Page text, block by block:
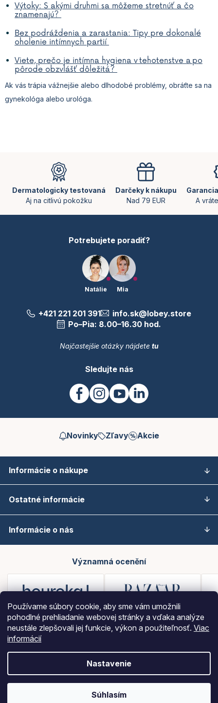
Používame súbory cookie, aby sme vám umožnili
pohodlné prehliadanie webovej stránky a vďaka analýze
neustále zlepšovali jej funkcie, výkon a použiteľnosť. Viac
informácií
Nastavenie
Súhlasím
Výtoky: S akými druhmi sa môžeme stretnúť a čo
znamenajú?
Bez podráždenia a zarastania: Tipy pre dokonalé
oholenie intímnych partií
Viete, prečo je intímna hygiena v tehotenstve a po
pôrode obzvlášť dôležitá?
Ak vás trápia vážnejšie alebo dlhodobé problémy, obráťte sa na
gynekológa alebo urológa.
Dermatologicky testovaná
Aj na citlivú pokožku
Darčeky k nákupu
Nad 79 EUR
A
Potrebujete poradiť?
Natálie Mia
+421 221 201 391
info.sk@lobey.store
Po–Pia: 8.00–16.30 hod.
Najčastejšie otázky nájdete tu
Sledujte nás
Novinky Zľavy Akcie
Informácie o nákupe
Ostatné informácie
Informácie o nás
Významná ocenění